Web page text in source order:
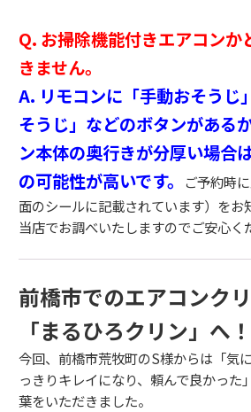
Q. お掃除機能付きエアコンか
きません。
A. リモコンに「手動おそうじ
そうじ」などのボタンがあるか
ン本体の奥行きが分厚い場合
の可能性が高いです。
ご予約時
面のシールに記載されています）をお
当店でお調べいたしますのでご安心く
前橋市でのエアコンク
「まるひろクリン」へ！
今回、 前橋市荒牧町のS様からは「気
っきりキレイになり、 頼んで良かった
葉をいただきました。